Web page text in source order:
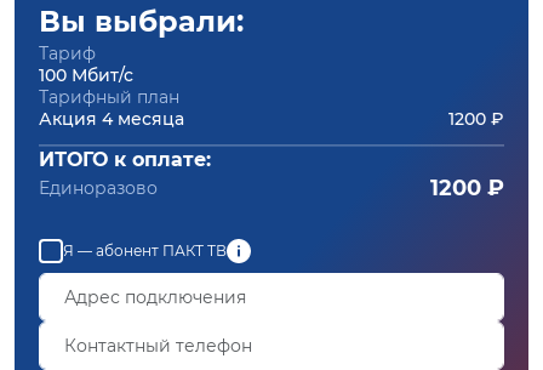
Вы выбрали:
Тариф
100 Мбит/с
Тарифный план
Акция 4 месяца
1200 ₽
ИТОГО к оплате:
Единоразово 1200 ₽
Я — абонент ПАКТ ТВ